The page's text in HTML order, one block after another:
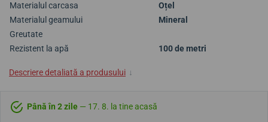
Materialul carcasa
Oțel
Materialul geamului
Mineral
Greutate
Rezistent la apă
100 de metri
Descriere detaliată a produsului ↓
Până în 2 zile — 17. 8. la tine acasă